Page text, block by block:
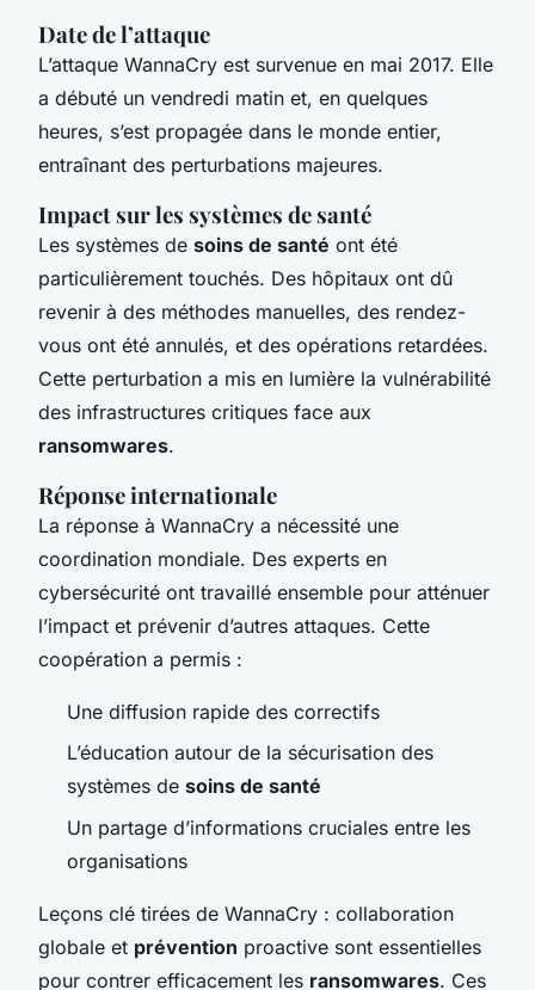
Date de l’attaque
L’attaque WannaCry est survenue en mai 2017. Elle
a débuté un vendredi matin et, en quelques
heures, s’est propagée dans le monde entier,
entraînant des perturbations majeures.
Impact sur les systèmes de santé
Les systèmes de soins de santé ont été
particulièrement touchés. Des hôpitaux ont dû
revenir à des méthodes manuelles, des rendez-
vous ont été annulés, et des opérations retardées.
Cette perturbation a mis en lumière la vulnérabilité
des infrastructures critiques face aux
ransomwares.
Réponse internationale
La réponse à WannaCry a nécessité une
coordination mondiale. Des experts en
cybersécurité ont travaillé ensemble pour atténuer
l’impact et prévenir d’autres attaques. Cette
coopération a permis :
Une diffusion rapide des correctifs
L’éducation autour de la sécurisation des
systèmes de soins de santé
Un partage d’informations cruciales entre les
organisations
Leçons clé tirées de WannaCry : collaboration
globale et prévention proactive sont essentielles
pour contrer efficacement les ransomwares. Ces